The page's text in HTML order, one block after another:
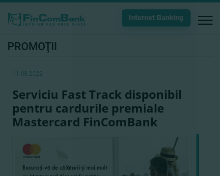
Internet Banking
PROMOŢII
11.08.2022
Serviciu Fast Track disponibil
pentru cardurile premiale
Mastercard FinComBank